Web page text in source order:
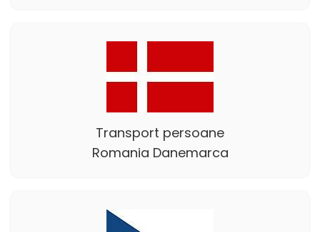
Transport persoane
Romania Danemarca